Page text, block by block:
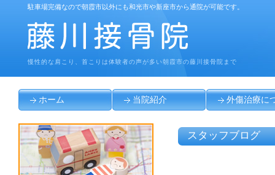
駐車場完備なので朝霞市以外にも和光市や新座市から通院が可能です。
慢性的な肩こり、首こりは体験者の声が多い朝霞市の藤川接骨院まで
ホーム 当院紹介 外傷治療に
スタッフブログ